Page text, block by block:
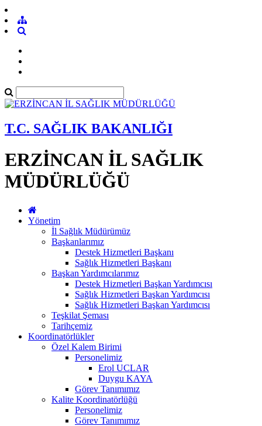
T.C. SAĞLIK BAKANLIĞI
ERZİNCAN İL SAĞLIK
MÜDÜRLÜĞÜ
Yönetim
İl Sağlık Müdürümüz
Başkanlarımız
Destek Hizmetleri Başkanı
Sağlık Hizmetleri Başkanı
Başkan Yardımcılarımız
Destek Hizmetleri Başkan Yardımcısı
Sağlık Hizmetleri Başkan Yardımcısı
Sağlık Hizmetleri Başkan Yardımcısı
Teşkilat Şeması
Tarihçemiz
Koordinatörlükler
Özel Kalem Birimi
Personelimiz
Erol UCLAR
Duygu KAYA
Görev Tanımımız
Kalite Koordinatörlüğü
Personelimiz
Görev Tanımımız